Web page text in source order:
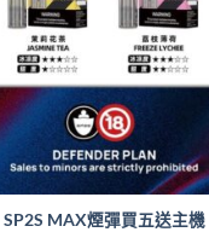
SP2S MAX煙彈買五送主機